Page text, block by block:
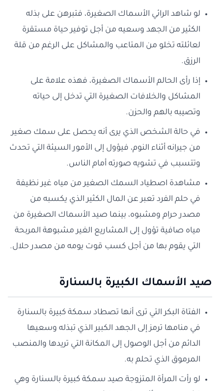
لو شاهد الرائي الأسماك الصغيرة، فتبرهن على بذله
الكثير من الجهد وسعيه من أجل توفير حياة مستقرة
لعائلته تخلو من المتاعب والمشاكل على الرغم من قلة
الرزق.
إذا رأى الحالم الأسماك الصغيرة، فهذه علامة على
المشاكل والخلافات الصغيرة التي تدخل إلى حياته
وتصيبه بالهم والحزن.
في حالة الشخص الذي يرى أنه يحصل على سمك صغير
من جيرانه أثناء النوم، فيؤول إلى الأمور السيئة التي تحدث
وتتسبب في تشويه صورته أمام الناس.
مشاهدة اصطياد السمك الصغير من مياه غير نظيفة
في حلم الفرد تعبر عن المال الكثير الذي يكسبه من
مصدر حرام ومشبوه، بينما صيد الأسماك الصغيرة من
مياه صافية تؤول إلى المشاريع الغير مشبوهة المربحة
التي يقوم بها من أجل كسب قوت يومه من مصدر حلال.
صيد الأسماك الكبيرة بالسنارة
الفتاة البكر التي ترى أنها تصطاد سمكة كبيرة بالسنارة
في منامها ترمز إلى الجهد الكبير الذي تبذله وسعيها
الدائم من أجل الوصول إلى المكانة التي تريدها والمنصب
المرموق الذي تحلم به.
لو رأت المرأة المتزوجة صيد سمكة كبيرة بالسنارة وهي